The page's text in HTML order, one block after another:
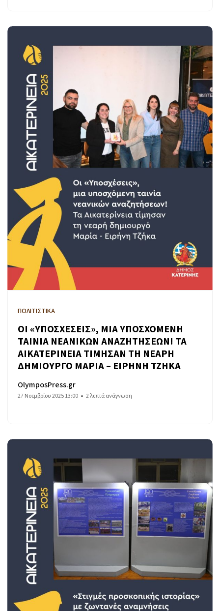
ΠΟΛΙΤΙΣΤΙΚΑ
ΟΙ «ΥΠΟΣΧΕΣΕΙΣ», ΜΙΑ ΥΠΟΣΧΟΜΕΝΗ
ΤΑΙΝΙΑ ΝΕΑΝΙΚΩΝ ΑΝΑΖΗΤΗΣΕΩΝ! ΤΑ
ΑΙΚΑΤΕΡΙΝΕΙΑ ΤΙΜΗΣΑΝ ΤΗ ΝΕΑΡΗ
ΔΗΜΙΟΥΡΓΟ ΜΑΡΙΑ – ΕΙΡΗΝΗ ΤΖΗΚΑ
OlymposPress.gr
27 Νοεμβρίου 2025 13:00 2 λεπτά ανάγνωση